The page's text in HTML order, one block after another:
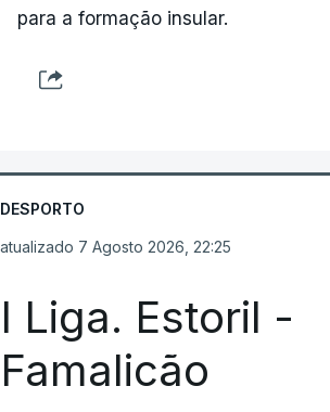
para a formação insular.
DESPORTO
atualizado 7 Agosto 2026, 22:25
I Liga. Estoril -
Famalicão